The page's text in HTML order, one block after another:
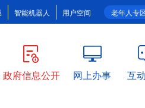
老年人专
智能机器人 用户空间
政府信息公开 网上办事 互